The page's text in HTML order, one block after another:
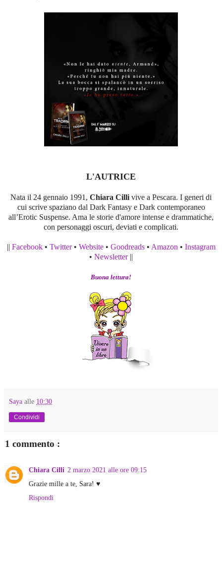
L'AUTRICE
Nata il 24 gennaio 1991, Chiara Cilli vive a Pescara. I generi di
cui scrive spaziano dal Dark Fantasy e Dark contemporaneo
all’Erotic Suspense. Ama le storie d'amore intense e drammatiche,
con personaggi oscuri, deviati e complicati.
|| Facebook• Twitter• Website• Goodreads• Amazon • Instagram
• Newsletter||
Buona lettura!
Saya alle 10:30
Condividi
1 commento :
Chiara Cilli 2 marzo 2021 alle ore 09:15
Grazie mille a te, Sara! ♥
Rispondi